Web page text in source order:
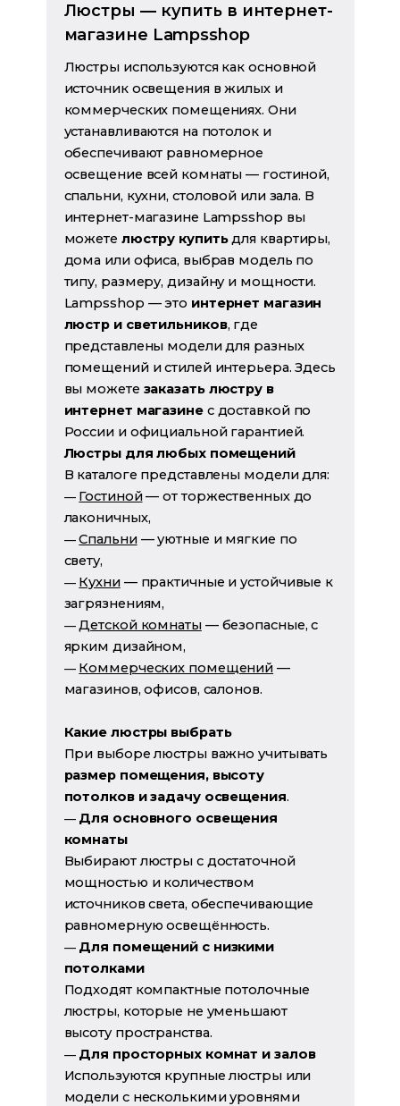
Люстры — купить в интернет-
магазине Lampsshop
Люстры используются как основной
источник освещения в жилых и
коммерческих помещениях. Они
устанавливаются на потолок и
обеспечивают равномерное
освещение всей комнаты — гостиной,
спальни, кухни, столовой или зала. В
интернет-магазине Lampsshop вы
можете люстру купитьдля квартиры,
дома или офиса, выбрав модель по
типу, размеру, дизайну и мощности.
Lampsshop — это интернет магазин
люстр и светильников, где
представлены модели для разных
помещений и стилей интерьера. Здесь
вы можете заказать люстру в
интернет магазинес доставкой по
России и официальной гарантией.
Люстры для любых помещений
В каталоге представлены модели для:
— Гостиной— от торжественных до
лаконичных,
—Спальни— уютные и мягкие по
свету,
— Кухни— практичные и устойчивые к
загрязнениям,
— Детской комнаты— безопасные, с
ярким дизайном,
— Коммерческих помещений —
магазинов, офисов, салонов.
Какие люстры выбрать
При выборе люстры важно учитывать
размер помещения, высоту
потолков и задачу освещения.
— Для основного освещения
комнаты
Выбирают люстры с достаточной
мощностью и количеством
источников света, обеспечивающие
равномерную освещённость.
— Для помещений с низкими
потолками
Подходят компактные потолочные
люстры, которые не уменьшают
высоту пространства.
— Для просторных комнат и залов
Используются крупные люстры или
модели с несколькими уровнями